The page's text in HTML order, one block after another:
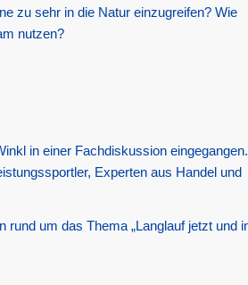
zu sehr in die Natur einzugreifen? Wie
nutzen?
in einer Fachdiskussion
Experten aus Handel und
um das Thema „Langlauf jetzt und